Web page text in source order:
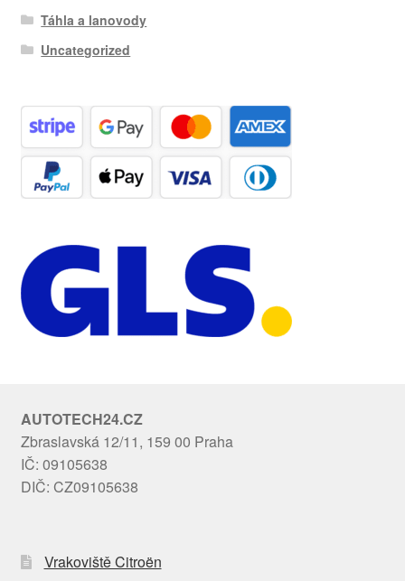
Táhla a lanovody
Uncategorized
AUTOTECH24.CZ
Zbraslavská 12/11, 159 00 Praha
IČ: 09105638
DIČ: CZ09105638
Vrakoviště Citroën